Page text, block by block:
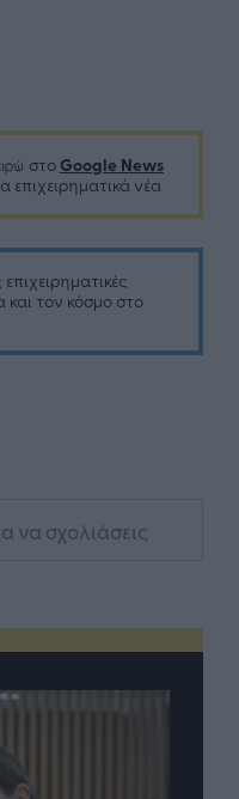
στο Google News
επιχειρηματικά νέα
επιχειρηματικές
τον κόσμο στο
να σχολιάσεις